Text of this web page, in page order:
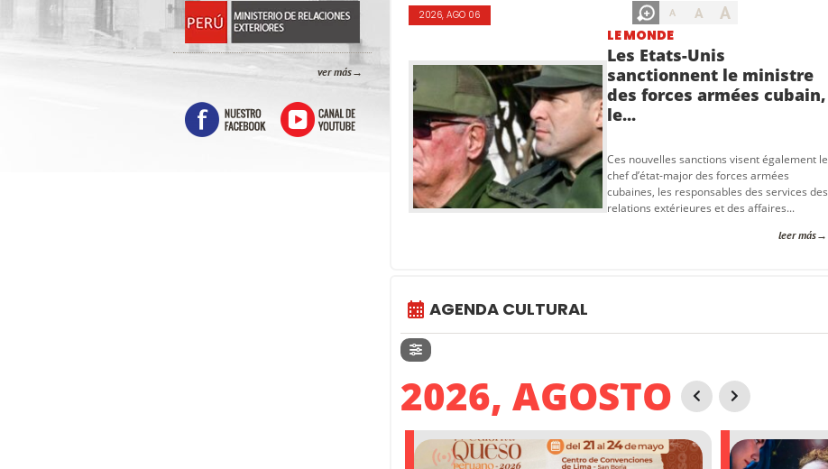
ver más
A A A
2026, AGO 06
LE MONDE
Les Etats-Unis
sanctionnent le ministre
des forces armées cubain,
le...
Ces nouvelles sanctions visent également le
chef d’état-major des forces armées
cubaines, les responsables des services des
relations extérieures et des affaires...
leer más
AGENDA CULTURAL
2026, AGOSTO